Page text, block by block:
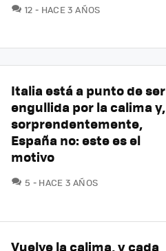
12 COMENTARIOS
HACE 3 AÑOS
Italia está a punto de ser
engullida por la calima y,
sorprendentemente,
España no: este es el
motivo
5 COMENTARIOS
HACE 3 AÑOS
Vuelve la calima, y cada